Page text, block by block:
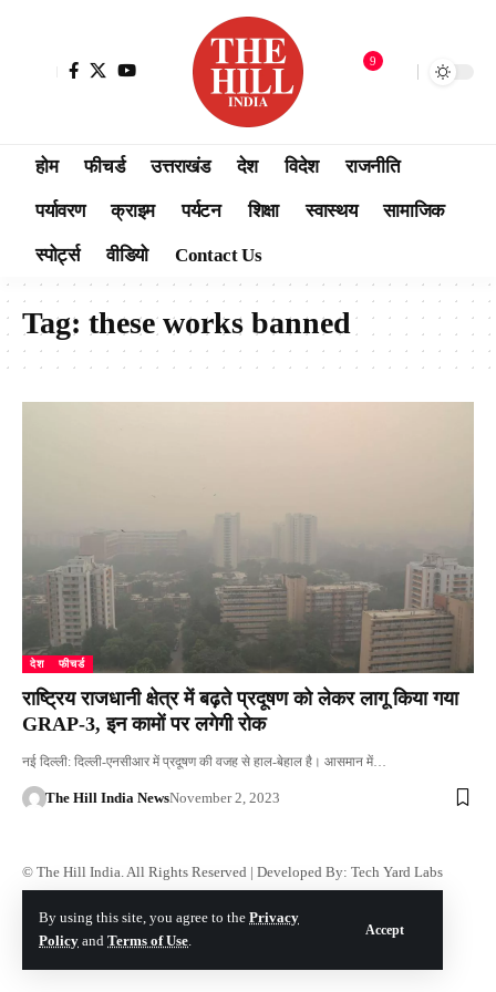
By using this site, you agree to the Privacy
Policy and Terms of Use.
Accept
9
होम फीचर्ड उत्तराखंड देश विदेश राजनीति
पर्यावरण क्राइम पर्यटन शिक्षा स्वास्थय सामाजिक
स्पोर्ट्स वीडियो Contact Us
Tag: these works banned
देश फीचर्ड
राष्ट्रिय राजधानी क्षेत्र में बढ़ते प्रदूषण को लेकर लागू किया गया
GRAP-3, इन कामों पर लगेगी रोक
नई दिल्ली: दिल्ली-एनसीआर में प्रदूषण की वजह से हाल-बेहाल है। आसमान में…
The Hill India NewsNovember 2, 2023
© The Hill India. All Rights Reserved | Developed By: Tech Yard Labs